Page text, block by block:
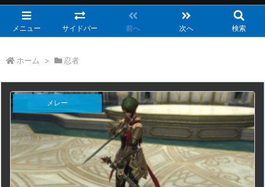
メニュー サイドバー 前へ 次へ 検索
ホーム > 忍者
メレー